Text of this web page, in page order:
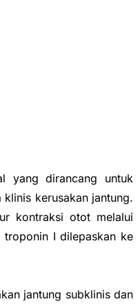
yang dirancang untuk
kerusakan jantung.
kontraksi otot melalui
I dilepaskan ke
jantung subklinis dan